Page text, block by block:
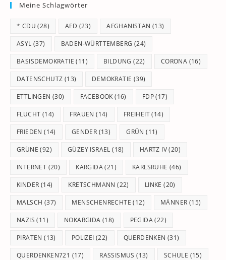
Meine Schlagwörter
* CDU (28) AFD (23) AFGHANISTAN (13)
ASYL (37) BADEN-WÜRTTEMBERG (24)
BASISDEMOKRATIE (11) BILDUNG (22) CORONA (16)
DATENSCHUTZ (13) DEMOKRATIE (39)
ETTLINGEN (30) FACEBOOK (16) FDP(17)
FLUCHT (14) FRAUEN (14) FREIHEIT(14)
FRIEDEN (14) GENDER (13) GRÜN (11)
GRÜNE (92) GÜZEY ISRAEL (18) HARTZ IV(20)
INTERNET (20) KARGIDA(21) KARLSRUHE (46)
KINDER (14) KRETSCHMANN (22) LINKE (20)
MALSCH (37) MENSCHENRECHTE (12) MÄNNER (15)
NAZIS (11) NOKARGIDA (18) PEGIDA(22)
PIRATEN (13) POLIZEI (22) QUERDENKEN (31)
QUERDENKEN721 (17) RASSISMUS (13) SCHULE (15)